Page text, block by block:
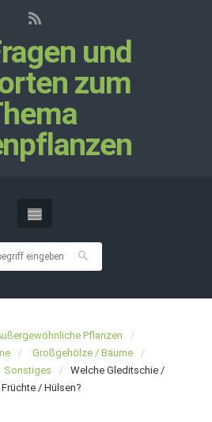
und
zum
Pflanzen
Großgehölze / Bäume
Sonstiges
Welche Gleditschie /
/ Hülsen?